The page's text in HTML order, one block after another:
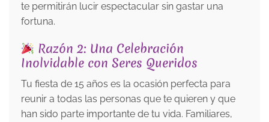
te permitirán lucir espectacular sin gastar una
fortuna.
Razón 2: Una Celebración
Inolvidable con Seres Queridos
Tu fiesta de 15 años es la ocasión perfecta para
reunir a todas las personas que te quieren y que
han sido parte importante de tu vida. Familiares,